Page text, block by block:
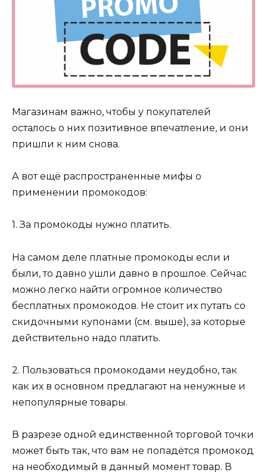
Магазинам важно, чтобы у покупателей
осталось о них позитивное впечатление, и они
пришли к ним снова.
А вот ещё распространенные мифы о
применении промокодов:
1. За промокоды нужно платить.
На самом деле платные промокоды если и
были, то давно ушли давно в прошлое. Сейчас
можно легко найти огромное количество
бесплатных промокодов. Не стоит их путать со
скидочными купонами (см. выше), за которые
действительно надо платить.
2. Пользоваться промокодами неудобно, так
как их в основном предлагают на ненужные и
непопулярные товары.
В разрезе одной единственной торговой точки
может быть так, что вам не попадётся промокод
на необходимый в данный момент товар. В